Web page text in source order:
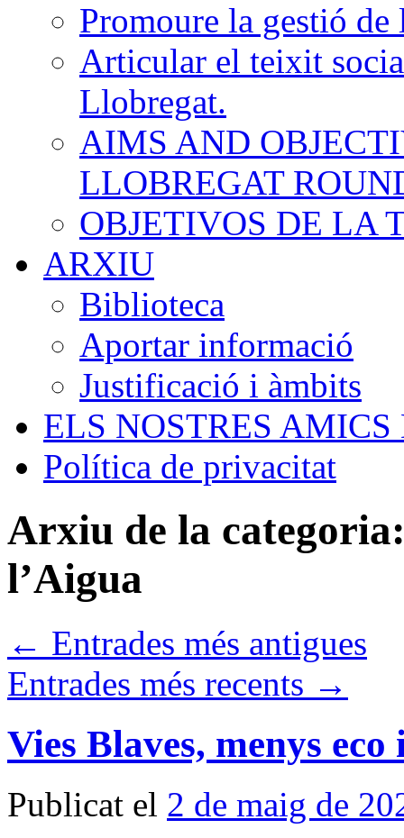
Promoure la gestió
Articular el teixit
Llobregat.
AIMS AND
LLOBREGAT
OBJETIVOS DE LA
ARXIU
Biblioteca
Aportar informació
Justificació i àmbits
ELS NOSTRES
Política de privacitat
Arxiu de la
l’Aigua
← Entrades més antigues
Entrades més recents →
Vies Blaves, menys eco
Publicat el 2 de maig de